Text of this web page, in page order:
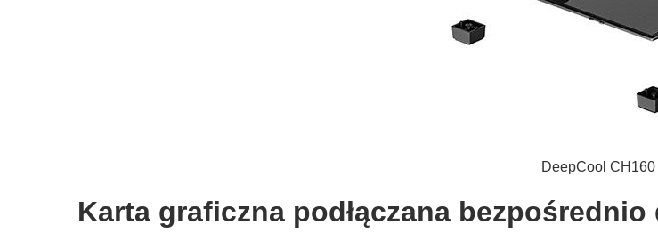
DeepCool CH160
Karta graficzna podłączana bezpośrednio